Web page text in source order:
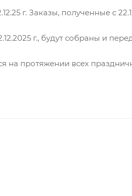
г. Заказы, полученные с
г., будут собраны и
на протяжении всех